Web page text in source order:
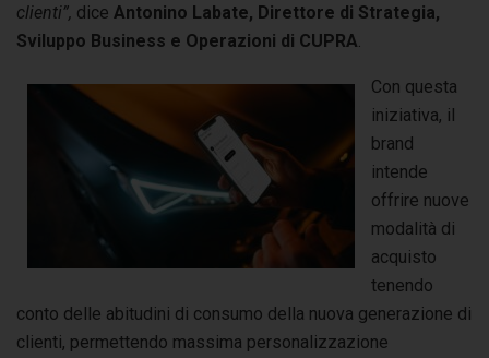
clienti”, dice Antonino Labate, Direttore di Strategia,
Sviluppo Business e Operazioni di CUPRA
Con questa
iniziativa, il
brand
intende
offrire nuove
modalità di
acquisto
tenendo
conto delle abitudini di consumo della nuova generazione di
clienti, permettendo massima personalizzazione